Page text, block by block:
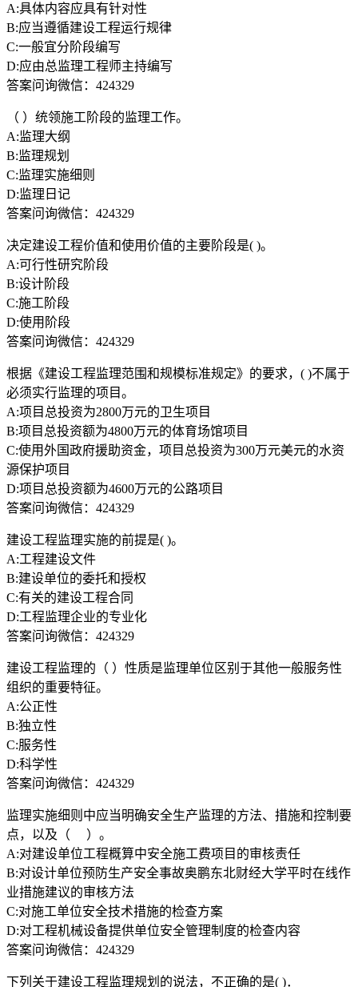
A:具体内容应具有针对性
B:应当遵循建设工程运行规律
C:一般宜分阶段编写
D:应由总监理工程师主持编写
答案问询微信：424329
（ ）统领施工阶段的监理工作。
A:监理大纲
B:监理规划
C:监理实施细则
D:监理日记
答案问询微信：424329
决定建设工程价值和使用价值的主要阶段是( )。
A:可行性研究阶段
B:设计阶段
C:施工阶段
D:使用阶段
答案问询微信：424329
根据《建设工程监理范围和规模标准规定》的要求，( )不属于
必须实行监理的项目。
A:项目总投资为2800万元的卫生项目
B:项目总投资额为4800万元的体育场馆项目
C:使用外国政府援助资金，项目总投资为300万元美元的水资
源保护项目
D:项目总投资额为4600万元的公路项目
答案问询微信：424329
建设工程监理实施的前提是( )。
A:工程建设文件
B:建设单位的委托和授权
C:有关的建设工程合同
D:工程监理企业的专业化
答案问询微信：424329
建设工程监理的（ ）性质是监理单位区别于其他一般服务性
组织的重要特征。
A:公正性
B:独立性
C:服务性
D:科学性
答案问询微信：424329
监理实施细则中应当明确安全生产监理的方法、措施和控制要
点，以及（ ）。
A:对建设单位工程概算中安全施工费项目的审核责任
B:对设计单位预防生产安全事故奥鹏东北财经大学平时在线作
业措施建议的审核方法
C:对施工单位安全技术措施的检查方案
D:对工程机械设备提供单位安全管理制度的检查内容
答案问询微信：424329
下列关于建设工程监理规划的说法，不正确的是( )．